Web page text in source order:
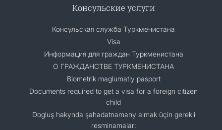
Консульские услуги
Консульская служба Туркменистана
Visa
Информация для граждан Туркменистана
О ГРАЖДАНСТВЕ ТУРКМЕНИСТАНА
Biometrik maglumatly pasport
Documents required to get a visa for a foreign citizen
child
Dogluş hakynda şahadatnamany almak üçin gerekli
resminamalar: